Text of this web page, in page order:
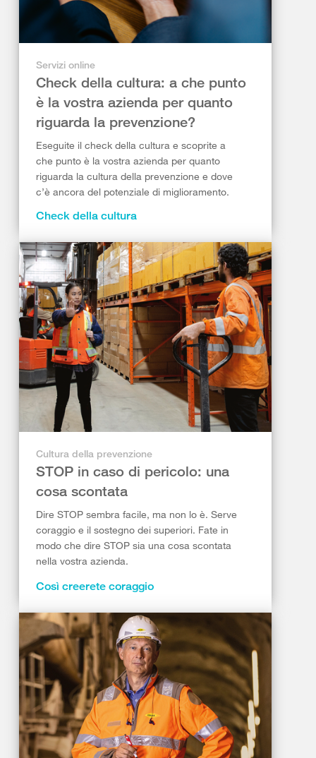
Servizi online
Check della cultura: a che punto
è la vostra azienda per quanto
riguarda la prevenzione?
Eseguite il check della cultura e scoprite a
che punto è la vostra azienda per quanto
riguarda la cultura della prevenzione e dove
c’è ancora del potenziale di miglioramento.
Check della cultura
Cultura della prevenzione
STOP in caso di pericolo: una
cosa scontata
Dire STOP sembra facile, ma non lo è. Serve
coraggio e il sostegno dei superiori. Fate in
modo che dire STOP sia una cosa scontata
nella vostra azienda.
Così creerete coraggio